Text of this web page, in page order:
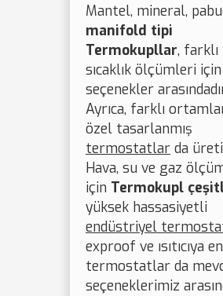
Mantel, mineral,
manifold tipi
Termokupllar, farklı
sıcaklık ölçümleri
seçenekler
Ayrıca, farklı
özel tasarlanmış
termostatlar da
Hava, su ve gaz
için Termokupl
yüksek hassasiyetli
endüstriyel
exproof ve ısıtıcıya
termostatlar da
seçeneklerimiz